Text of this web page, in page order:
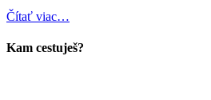
Čítať viac…
Kam cestuješ?